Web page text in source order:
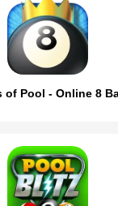
of Pool - Online 8